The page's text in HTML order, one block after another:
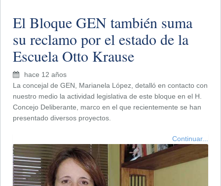
El Bloque GEN también suma
su reclamo por el estado de la
Escuela Otto Krause
hace 12 años
La concejal de GEN, Marianela López, detalló en contacto con
nuestro medio la actividad legislativa de este bloque en el H.
Concejo Deliberante, marco en el que recientemente se han
presentado diversos proyectos.
Continuar...